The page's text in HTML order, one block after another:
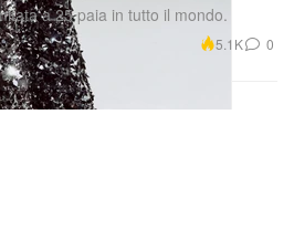
a 25 paia in tutto il mondo.
5.1K 0